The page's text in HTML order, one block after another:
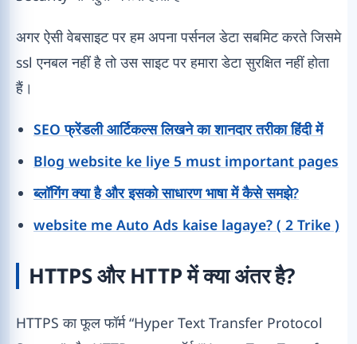
अगर ऐसी वेबसाइट पर हम अपना पर्सनल डेटा सबमिट करते जिसमे
ssl एनबल नहीं है तो उस साइट पर हमारा डेटा सुरक्षित नहीं होता
हैं।
SEO फ्रेंडली आर्टिकल्स लिखने का शानदार तरीका हिंदी में
Blog website ke liye 5 must important pages
ब्लॉगिंग क्या है और इसको साधारण भाषा में कैसे समझे?
website me Auto Ads kaise lagaye? ( 2 Trike )
HTTPS और HTTP में क्या अंतर है?
HTTPS का फूल फॉर्म “Hyper Text Transfer Protocol